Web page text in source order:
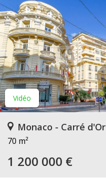
Vidéo
Monaco - Carré d'Or
70 m²
1 200 000 €